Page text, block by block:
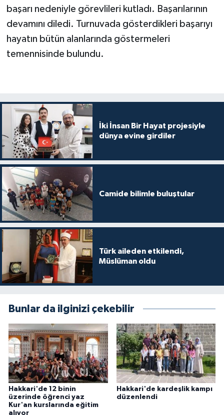
başarı nedeniyle görevlileri kutladı. Başarılarının
devamını diledi. Turnuvada gösterdikleri başarıyı
hayatın bütün alanlarında göstermeleri
temennisinde bulundu.
İki İnsan Bir Hayat projesiyle
dünya evine girdiler
Camide bilimle buluştular
Türk aileden etkilendi,
Müslüman oldu
Bunlar da ilginizi çekebilir
Hakkari'de 12 binin
üzerinde öğrenci yaz
Kur'an kurslarında eğitim
alıyor
Hakkari'de kardeşlik kampı
düzenlendi
Hatay Müftülüğü
Iğdır Müftülüğü
İstanbul Müftülüğü
İzmir Müftülüğü
Kahramanmaraş Müftülüğü
Karabük Müftülüğü
Karaman Müftülüğü
Kars Müftülüğü
Kastamonu Müftülüğü
Kayseri Müftülüğü
Kilis Müftülüğü
Kırıkkale Müftülüğü
Kırklareli Müftülüğü
Kırşehir Müftülüğü
Kocaeli Müftülüğü